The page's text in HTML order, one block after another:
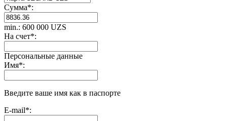
Сумма*:
min.: 600 000 UZS
На счет*:
Персональные данные
Имя*:
Введите ваше имя как в паспорте
E-mail*: